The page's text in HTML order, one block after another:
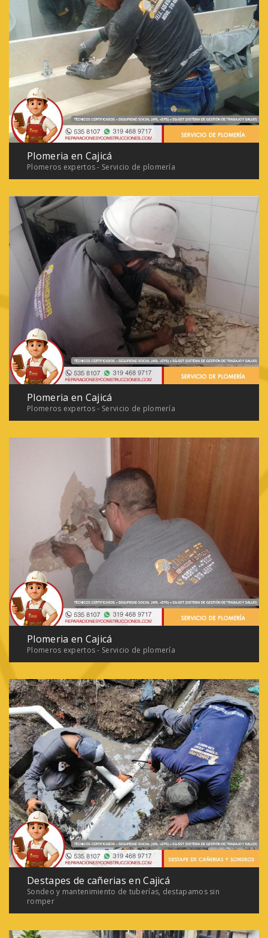
Plomeria en Cajicá
Plomeros expertos - Servicio de plomería
Plomeria en Cajicá
Plomeros expertos - Servicio de plomería
Plomeria en Cajicá
Plomeros expertos - Servicio de plomería
Destapes de cañerias en Cajicá
Sondeo y mantenimiento de tuberías, destapamos sin
romper